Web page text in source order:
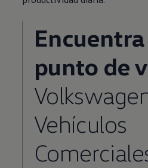
punto de
Vehículos